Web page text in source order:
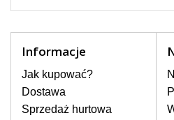
Oferujemy oryginalne
stronie internetowej ją
pomocy wyszukiwarki.
model laptopa. Przy
nie może brakować
do aktualnego stanu
Informacje
Jak kupować?
Dostawa
Sprzedaż hurtowa